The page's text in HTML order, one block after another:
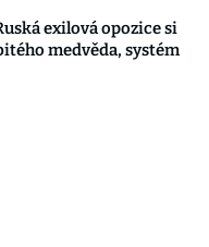
exilová opozice si
medvěda, systém